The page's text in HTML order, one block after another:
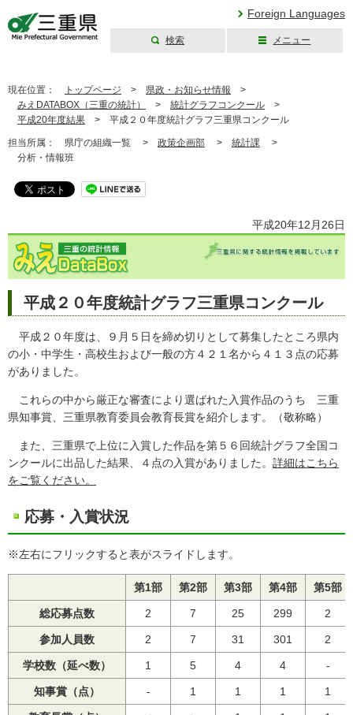
Foreign Languages
検索 メニュー
現在位置： トップページ > 県政・お知らせ情報 >
みえDATABOX（三重の統計）
> 統計グラフコンクール >
平成20年度結果 > 平成２０年度統計グラフ三重県コンクール
担当所属： 県庁の組織一覧 > 政策企画部 > 統計課 >
分析・情報班
平成20年12月26日
平成２０年度統計グラフ三重県コンクール
平成２０年度は、９月５日を締め切りとして募集したところ県内
の小・中学生・高校生および一般の方４２１名から４１３点の応募
がありました。
これらの中から厳正な審査により選ばれた入賞作品のうち 三重
県知事賞、三重県教育委員会教育長賞を紹介します。（敬称略）
また、三重県で上位に入賞した作品を第５６回統計グラフ全国コ
ンクールに出品した結果、４点の入賞がありました。 詳細はこちら
をご覧ください。
応募・入賞状況
※左右にフリックすると表がスライドします。
第1部 第2部 第3部 第4部 第5部
総応募点数 2 7 25 299 2
参加人員数 2 7 31 301 2
学校数（延べ数） 1 5 4 4 -
知事賞（点） - 1 1 1 1